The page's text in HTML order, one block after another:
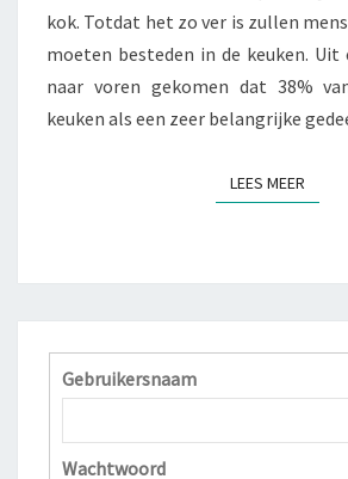
E
N
I
S
C
A
K
O
E
kok. Totdat het zo ver is zullen
moeten besteden in de keuken. Uit
naar voren gekomen dat 38%
keuken als een zeer belangrijke
LEES MEER
Gebruikersnaam
Wachtwoord